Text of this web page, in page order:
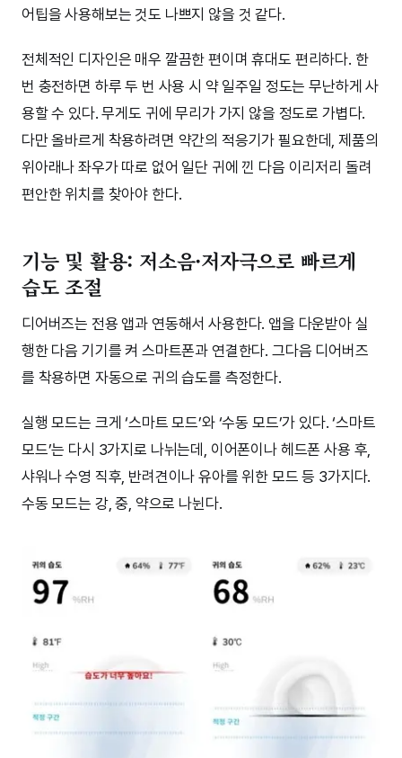
어팁을 사용해보는 것도 나쁘지 않을 것 같다.
전체적인 디자인은 매우 깔끔한 편이며 휴대도 편리하다. 한
번 충전하면 하루 두 번 사용 시 약 일주일 정도는 무난하게 사
용할 수 있다. 무게도 귀에 무리가 가지 않을 정도로 가볍다.
다만 올바르게 착용하려면 약간의 적응기가 필요한데, 제품의
위아래나 좌우가 따로 없어 일단 귀에 낀 다음 이리저리 돌려
편안한 위치를 찾아야 한다.
기능 및 활용: 저소음·저자극으로 빠르게
습도 조절
디어버즈는 전용 앱과 연동해서 사용한다. 앱을 다운받아 실
행한 다음 기기를 켜 스마트폰과 연결한다. 그다음 디어버즈
를 착용하면 자동으로 귀의 습도를 측정한다.
실행 모드는 크게 ‘스마트 모드’와 ‘수동 모드’가 있다. ‘스마트
모드’는 다시 3가지로 나뉘는데, 이어폰이나 헤드폰 사용 후,
샤워나 수영 직후, 반려견이나 유아를 위한 모드 등 3가지다.
수동 모드는 강, 중, 약으로 나뉜다.